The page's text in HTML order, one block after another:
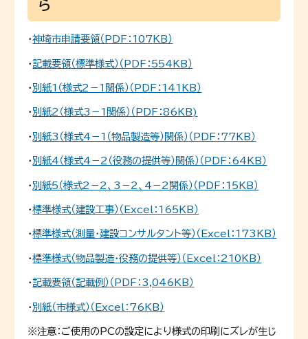
ら
・神埼市申請要領（PDF：107 KB）
・記載要領（標準様式）（PDF：554KB）
・ 別紙1（様式2－1関係）（PDF：141KB）
・ 別紙2（様式3－1関係）（PDF：86KB)
・ 別紙3（様式4－1（物品製造等）関係）（PDF：77KB）
・ 別紙4（様式4－2（役務の提供等）関係） （PDF：64KB）
・ 別紙5（様式2－2、3－2、4－2関係） （PDF：15KB）
・標準様式（建設工事） （Excel：165K B）
・標準様式（測量・建設コンサルタント等） （Excel：173 KB）
・標準様式（物品製造・役務の提供等） （Excel：210 KB）
・記載要領（記載例） （PDF：3,046KB）
・ 別紙（市様式） （Excel：76KB）
※注意：ご使用のPCの設定により様式の印刷にズレが生じ